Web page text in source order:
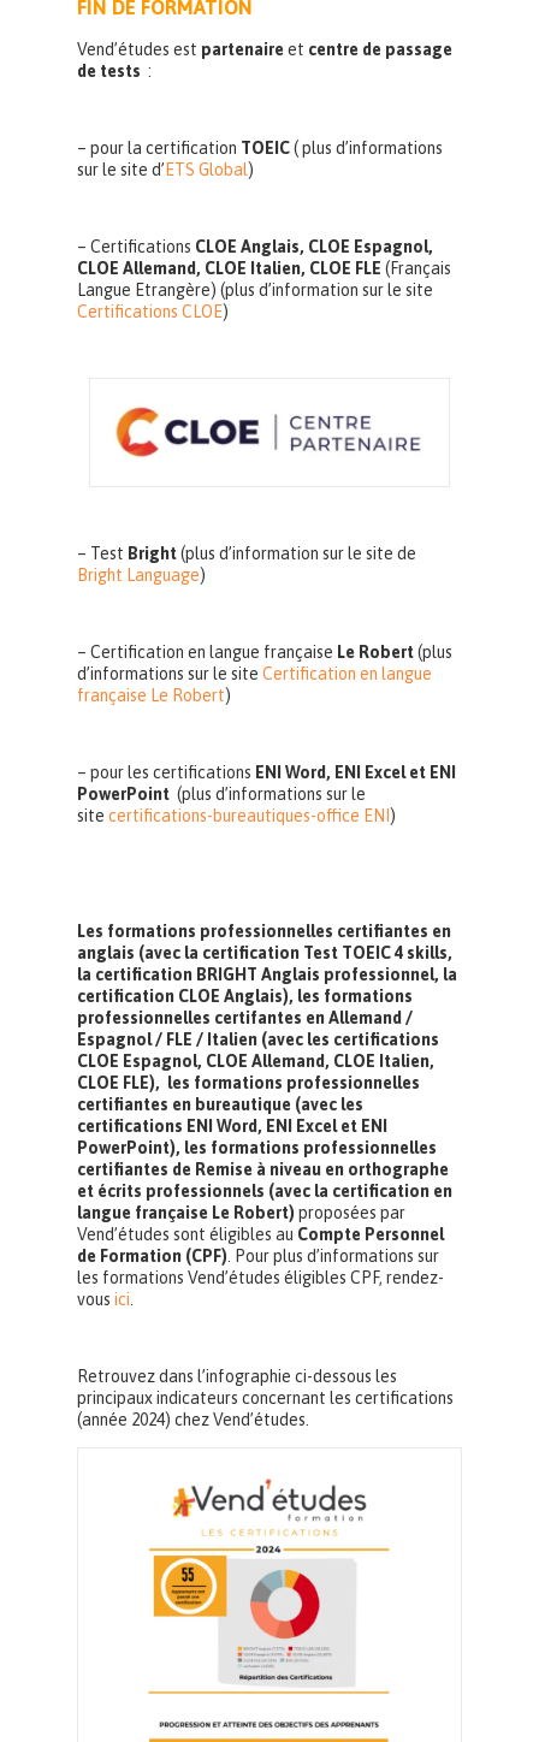
FIN DE FORMATION
Vend’études est partenaire et centre de passage
de tests :
– pour la certification TOEIC( plus d’informations
sur le site d’ETS Global)
– Certifications CLOE Anglais, CLOE Espagnol,
CLOE Allemand, CLOE Italien, CLOE FLE (Français
Langue Etrangère) (plus d’information sur le site
Certifications CLOE)
– Test Bright(plus d’information sur le site de
Bright Language)
– Certification en langue française Le Robert(plus
d’informations sur le site Certification en langue
française Le Robert)
– pour les certifications ENI Word, ENI Excel et ENI
PowerPoint(plus d’informations sur le
site certifications-bureautiques-office ENI )
Les formations professionnelles certifiantes en
anglais (avec la certification Test TOEIC 4 skills,
la certification BRIGHT Anglais professionnel, la
certification CLOE Anglais), les formations
professionnelles certifantes en Allemand /
Espagnol / FLE / Italien (avec les certifications
CLOE Espagnol, CLOE Allemand, CLOE Italien,
CLOE FLE), les formations professionnelles
certifiantes en bureautique (avec les
certifications ENI Word, ENI Excel et ENI
PowerPoint), les formations professionnelles
certifiantes de Remise à niveau en orthographe
et écrits professionnels (avec la certification en
langue française Le Robert) proposées par
Vend’études sont éligibles au Compte Personnel
de Formation (CPF) . Pour plus d’informations sur
les formations Vend’études éligibles CPF, rendez-
vous ici
Retrouvez dans l’infographie ci-dessous les
principaux indicateurs concernant les certifications
(année 2024) chez Vend’études.